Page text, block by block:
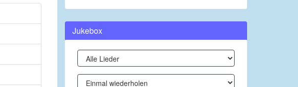
Jukebox